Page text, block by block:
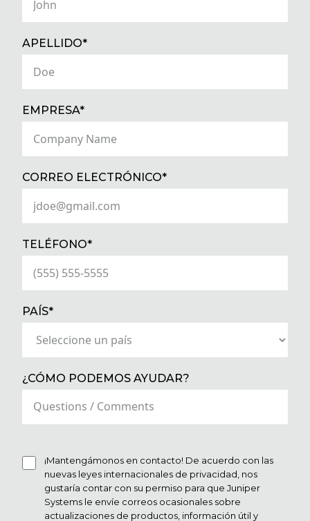
APELLIDO*(REQUIRED)
EMPRESA*(REQUIRED)
CORREO ELECTRÓNICO*(REQUIRED)
TELÉFONO*(REQUIRED)
PAÍS*(REQUIRED)
¿CÓMO PODEMOS AYUDAR?
¡Mantengámonos en contacto! De acuerdo con las
nuevas leyes internacionales de privacidad, nos
gustaría contar con su permiso para que Juniper
Systems le envíe correos ocasionales sobre
actualizaciones de productos, información útil y